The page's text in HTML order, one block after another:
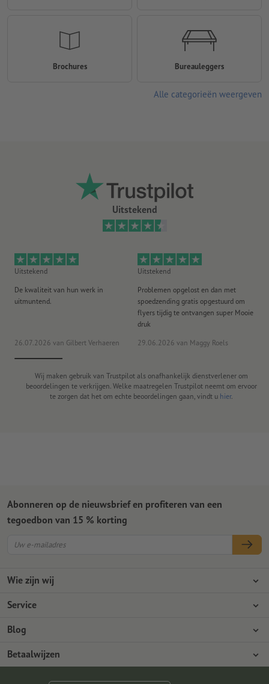
Uitstekend
Uitstekend
De kwaliteit van hun werk in
uitmuntend.
26.07.2026 van Gilbert Verhaeren
Uitstekend
Problemen opgelost en dan met
spoedzending gratis opgestuurd om
flyers tijdig te ontvangen super Mooie
druk
29.06.2026 van Maggy Roels
Wij maken gebruik van Trustpilot als onafhankelijk dienstverlener om
beoordelingen te verkrijgen. Welke maatregelen Trustpilot neemt om ervoor
te zorgen dat het om echte beoordelingen gaan, vindt u hier.
Brochures Bureauleggers
Alle categorieën weergeven
Wie zijn wij
Ondernemingen
Milieubescherming
Service
Betaalwijzen
Verzending
Blog
Photoshop-tutorials
Betaalwijzen
Abonneren op de nieuwsbrief en profiteren van een
tegoedbon van 15 % korting